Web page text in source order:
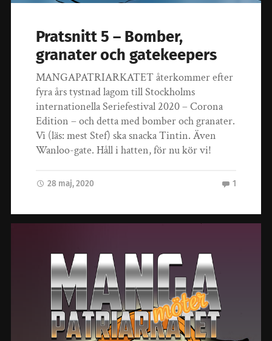
Pratsnitt 5 – Bomber,
granater och gatekeepers
MANGAPATRIARKATET återkommer efter
fyra års tystnad lagom till Stockholms
internationella Seriefestival 2020 – Corona
Edition – och detta med bomber och granater.
Vi (läs: mest Stef) ska snacka Tintin. Även
Wanloo-gate. Håll i hatten, för nu kör vi!
28 maj, 2020 1